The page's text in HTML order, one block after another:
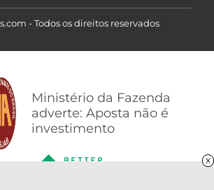
X
- Todos os direitos reservados
Ministério da Fazenda
adverte: Aposta não é
investimento